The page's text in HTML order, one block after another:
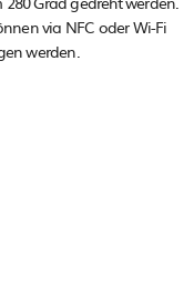
via NFC oder Wi-Fi
werden.